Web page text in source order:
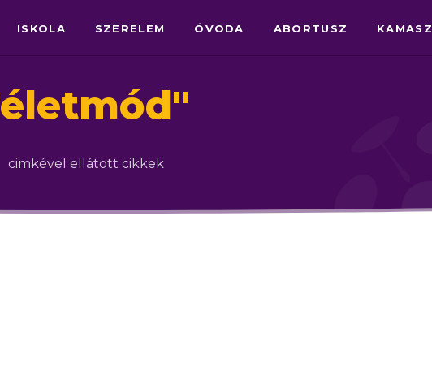
ISKOLA SZERELEM ÓVODA ABORTUSZ KAMASZ
életmód"
cimkével ellátott cikkek